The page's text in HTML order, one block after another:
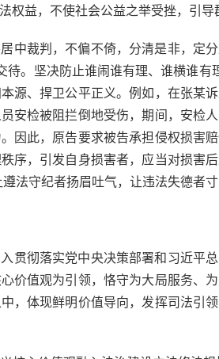
益，不使社会公益之举受挫，引导
中裁判，不偏不倚，分清是非，定
待。坚决防止谁闹谁有理、谁横谁有
源、捍卫公平正义。例如，在张某
安检被阻拦倒地受伤，期间，安检
因此，原告要求被告承担侵权损害
序，引发自身损害者，应当对损害
法守纪者扬眉吐气，让违法失德者寸
贯彻落实党中央决策部署和习近平
价值观为引领，恪守为大局服务、
，体现鲜明价值导向，发挥司法引